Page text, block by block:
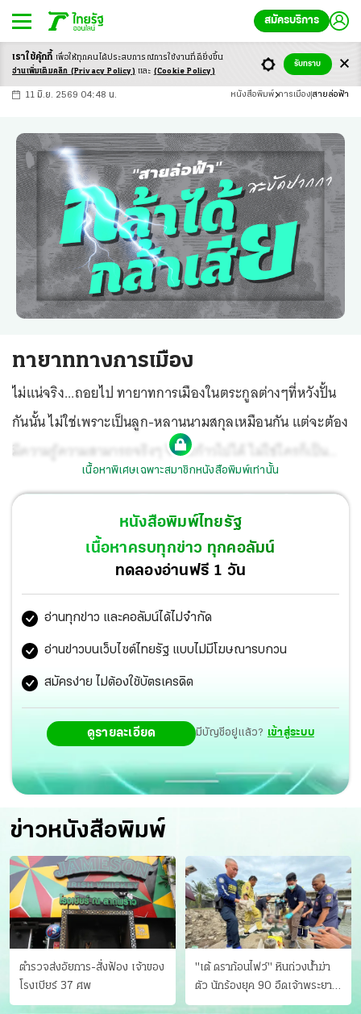
สมัครบริการ
-ก ก ก+
11 มิ.ย. 2569 04:48 น. หนังสือพิมพ์ การเมือง สายล่อฟ้า
ทายาททางการเมือง
ไม่แน่จริง...ถอยไป ทายาทการเมืองในตระกูลต่างๆที่หวังปั้น
กันนั้น ไม่ใช่เพราะเป็นลูก-หลานนามสกุลเหมือนกัน แต่จะต้อง
มีความรู้ความสามารถจริงๆ จึงจะก้าวไปได้ ไม่ใช่ใครก็เป็น
ได้... เรื่องนี้ “ทักษิณ ชินวัตร” น่าจะรู้ดีที่สุดที่พยายามผลักดัน
ลูกสาวคนโปรดไปสู่จุดสูงสุดทางการเมืองแต่ก็ไปได้แค่ไม่กี่ชั่ว
วัน ต้องพ้นจากตำแหน่งตกเก้าอี้ นั่นก็เพราะความรู้ความ
สามารถไม่ถึง ผ่านเส้นทางการเมืองขึ้นมาเพราะ “พ่อ” เป็น
เจ้าของพรรค ไม่ได้ต่อสู้อะไรเลย
เนื้อหาพิเศษเฉพาะสมาชิกหนังสือพิมพ์เท่านั้น
หนังสือพิมพ์ไทยรัฐ
เนื้อหาครบทุกข่าว ทุกคอลัมน์
ทดลองอ่านฟรี 1 วัน
อ่านทุกข่าว และคอลัมน์ได้ไม่จำกัด
อ่านข่าวบนเว็บไซต์ไทยรัฐ แบบไม่มีโฆษณารบกวน
สมัครง่าย ไม่ต้องใช้บัตรเครดิต
ดูรายละเอียด มีบัญชีอยู่แล้ว? เข้าสู่ระบบ
ข่าวหนังสือพิมพ์
ตำรวจส่งอัยการ-สั่งฟ้อง เจ้าของ
โรงเบียร์ 37 ศพ
"เต้ ดราก้อนไฟว์" หินถ่วงน้ำฆ่า
ตัว นักร้องยุค 90 อืดเจ้าพระยา
แฟนหาตัววุ่น เครียดธุรกิจ!
เราใช้คุ้กกี้ เพื่อให้ทุกคนได้ประสบการณ์การใช้งานที่ดียิ่งขึ้น
อ่านเพิ่มเติมคลิก (Privacy Policy) และ (Cookie Policy)
รับทราบ